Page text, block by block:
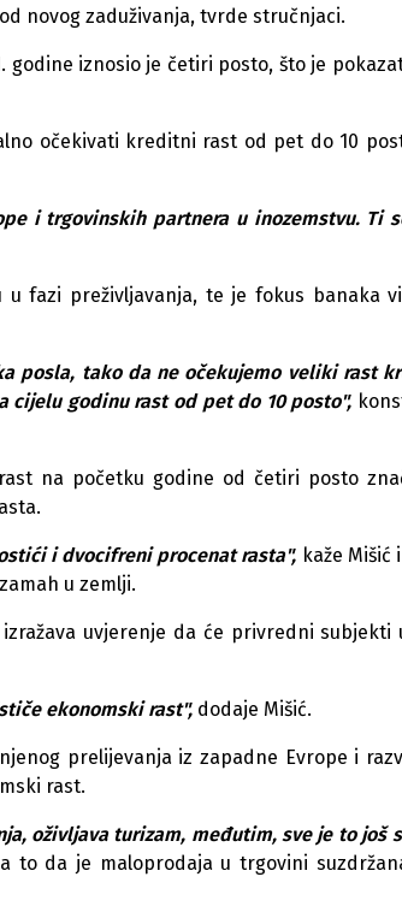
od novog zaduživanja, tvrde stručnjaci.
godine iznosio je četiri posto, što je
očekivati kreditni rast od pet do 10
i trgovinskih partnerau inozemstvu. Ti
ufazi preživljavanja, te je fokus banaka
posla, tako da ne očekujemo veliki rast
cijelu godinu rast od pet do 10 posto",
na početku godine od četiri posto
i dvocifreni procenat rasta", kaže Mišić
u zemlji.
uvjerenje da će privredni subjekti
ekonomski rast", dodaje Mišić.
prelijevanja iz zapadne Evrope i
rast.
oživljava turizam, međutim, sve je to još
to da je maloprodajautrgovini su